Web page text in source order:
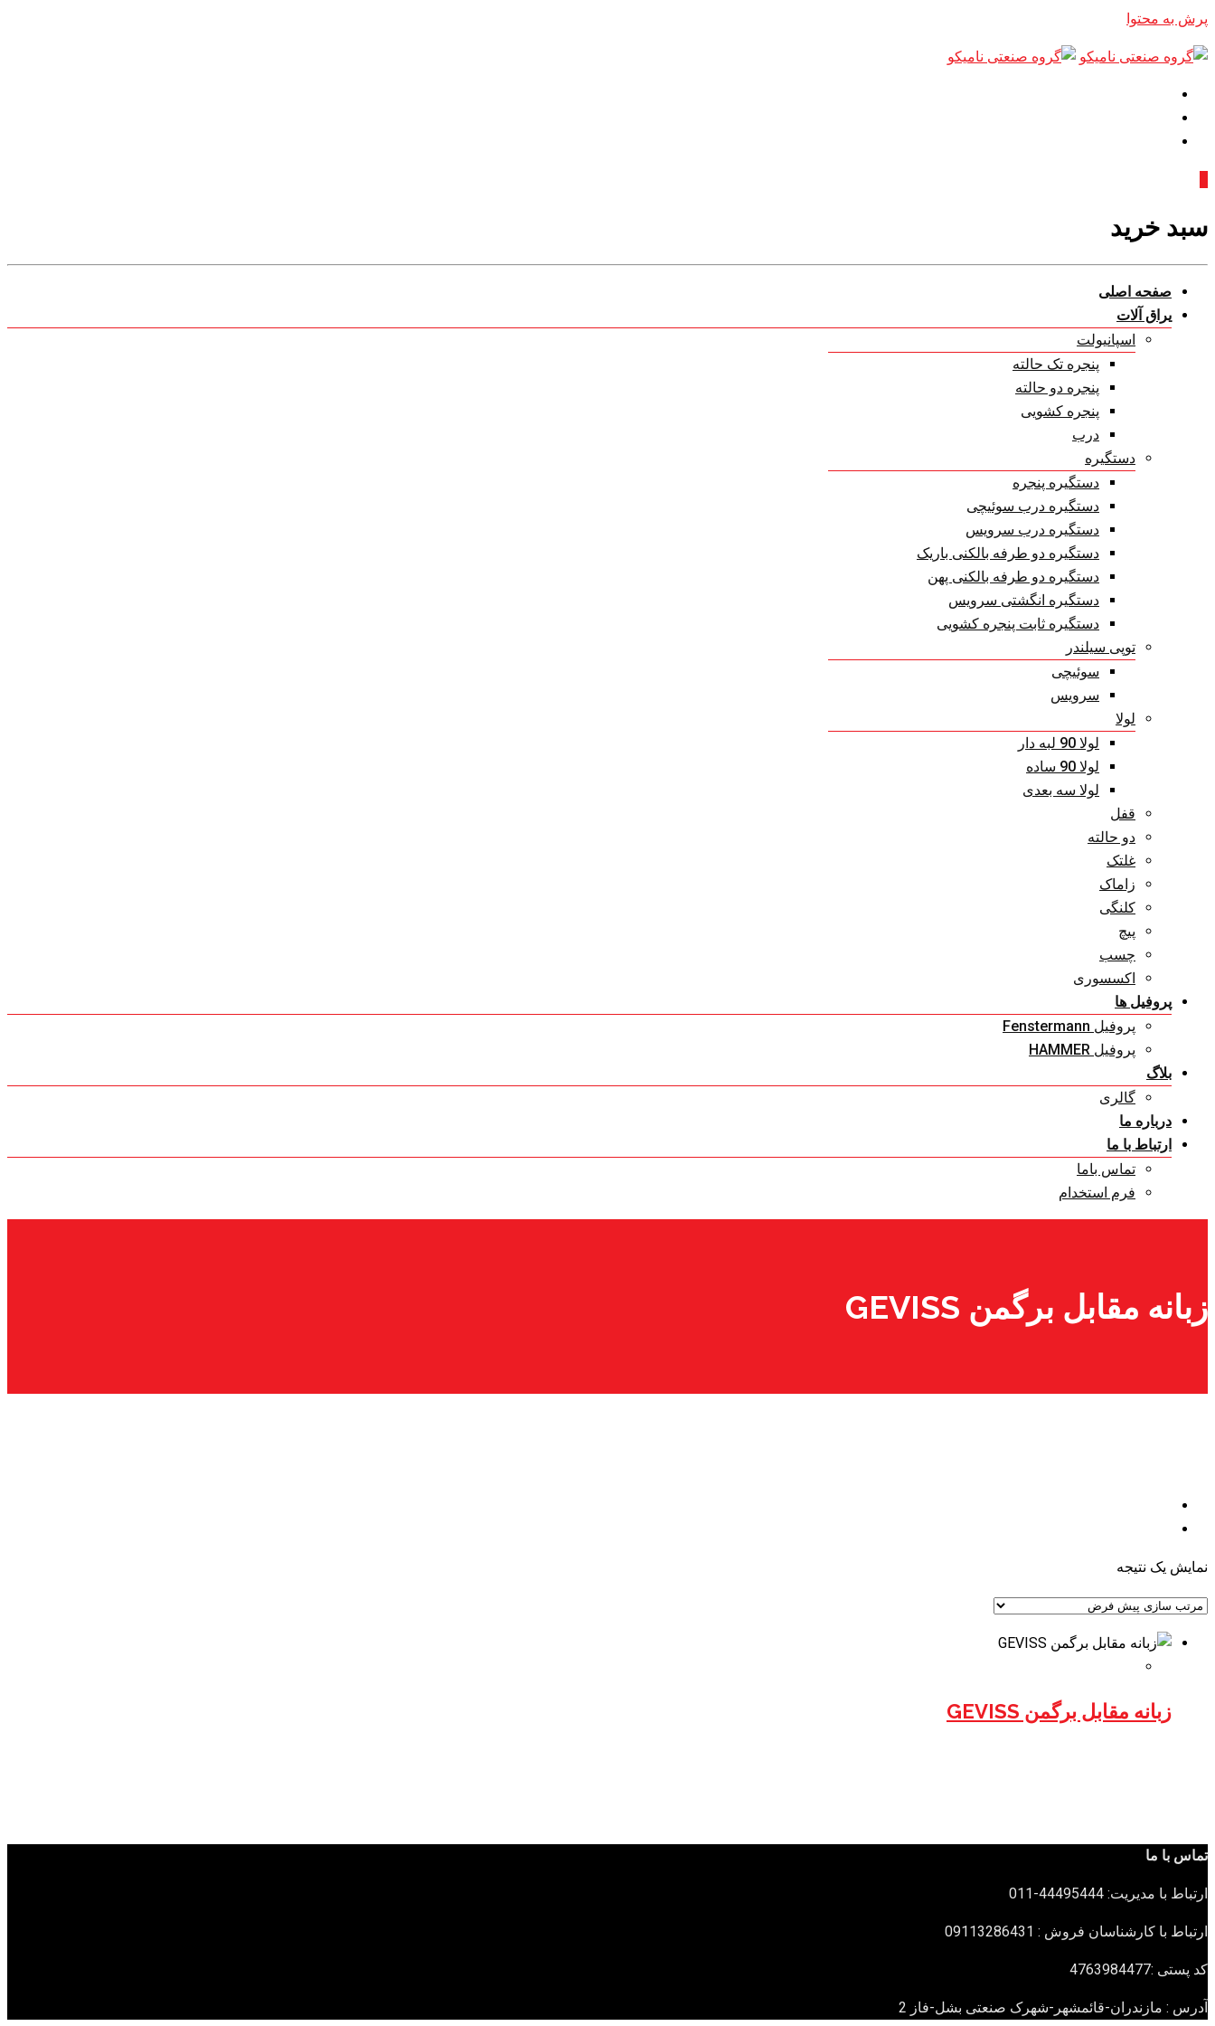
پرش به محتوا
سبد خرید
صفحه اصلی
یراق آلات
اسپانیولت
پنجره تک حالته
پنجره دو حالته
پنجره کشویی
درب
دستگیره
دستگیره پنجره
دستگیره درب سوئیچی
دستگیره درب سرویس
دستگیره دو طرفه بالکنی باریک
دستگیره دو طرفه بالکنی پهن
دستگیره انگشتی سرویس
دستگیره ثابت پنجره کشویی
توپی سیلندر
سوئیچی
سرویس
لولا
لولا 90 لبه دار
لولا 90 ساده
لولا سه بعدی
قفل
دو حالته
غلتک
زاماک
کلنگی
پیچ
چسب
اکسسوری
پروفیل ها
پروفیل Fenstermann
پروفیل HAMMER
بلاگ
گالری
درباره ما
ارتباط با ما
تماس باما
فرم استخدام
زبانه مقابل برگمن GEVISS
نمایش یک نتیجه
زبانه مقابل برگمن GEVISS
تماس با ما
ارتباط با مدیریت: 44495444-011
ارتباط با کارشناسان فروش : 09113286431
کد پستی :4763984477
آدرس : مازندران-قائمشهر-شهرک صنعتی بشل-فاز 2